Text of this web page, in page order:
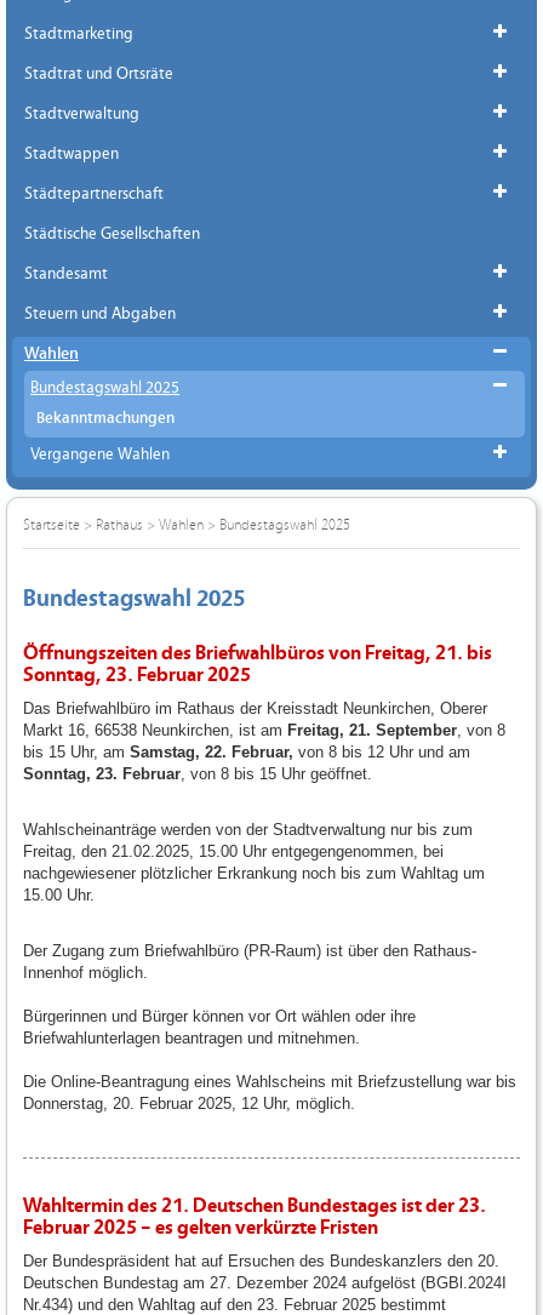
Stadtmarketing
Stadtrat und Ortsräte
Stadtverwaltung
Stadtwappen
Städtepartnerschaft
Städtische Gesellschaften
Standesamt
Steuern und Abgaben
Wahlen
Bundestagswahl 2025
Bekanntmachungen
Vergangene Wahlen
Startseite > Rathaus > Wahlen > Bundestagswahl 2025
Bundestagswahl 2025
Öffnungszeiten des Briefwahlbüros von Freitag, 21. bis
Sonntag, 23. Februar 2025
Das Briefwahlbüro im Rathaus der Kreisstadt Neunkirchen, Oberer
Markt 16, 66538 Neunkirchen, ist am Freitag, 21. September , von 8
bis 15 Uhr, am Samstag, 22. Februar, von 8 bis 12 Uhr und am
Sonntag, 23. Februar , von 8 bis 15 Uhr geöffnet.
Wahlscheinanträge werden von der Stadtverwaltung nur bis zum
Freitag, den 21.02.2025, 15.00 Uhr entgegengenommen, bei
nachgewiesener plötzlicher Erkrankung noch bis zum Wahltag um
15.00 Uhr.
Der Zugang zum Briefwahlbüro (PR-Raum) ist über den Rathaus-
Innenhof möglich.
Bürgerinnen und Bürger können vor Ort wählen oder ihre
Briefwahlunterlagen beantragen und mitnehmen.
Die Online-Beantragung eines Wahlscheins mit Briefzustellung war bis
Donnerstag, 20. Februar 2025, 12 Uhr, möglich.
Wahltermin des 21. Deutschen Bundestages ist der 23.
Februar 2025 – es gelten verkürzte Fristen
Der Bundespräsident hat auf Ersuchen des Bundeskanzlers den 20.
Deutschen Bundestag am 27. Dezember 2024 aufgelöst (BGBl.2024I
Nr.434) und den Wahltag auf den 23. Februar 2025 bestimmt